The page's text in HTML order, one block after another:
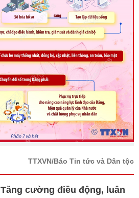
TTXVN/Báo Tin tức và Dân tộc
Tăng cường điều động, luân